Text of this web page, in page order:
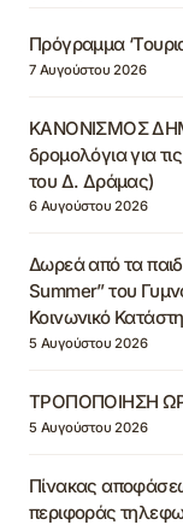
Πρόγραμμα
7 Αυγούστου 2026
ΚΑΝΟΝΙΣΜΟΣ
δρομολόγια για
του Δ. Δράμας)
6 Αυγούστου 2026
Δωρεά από τα
Summer” του
Κοινωνικό
5 Αυγούστου 2026
ΤΡΟΠΟΠΟΙΗΣΗ
5 Αυγούστου 2026
Πίνακας
περιφοράς